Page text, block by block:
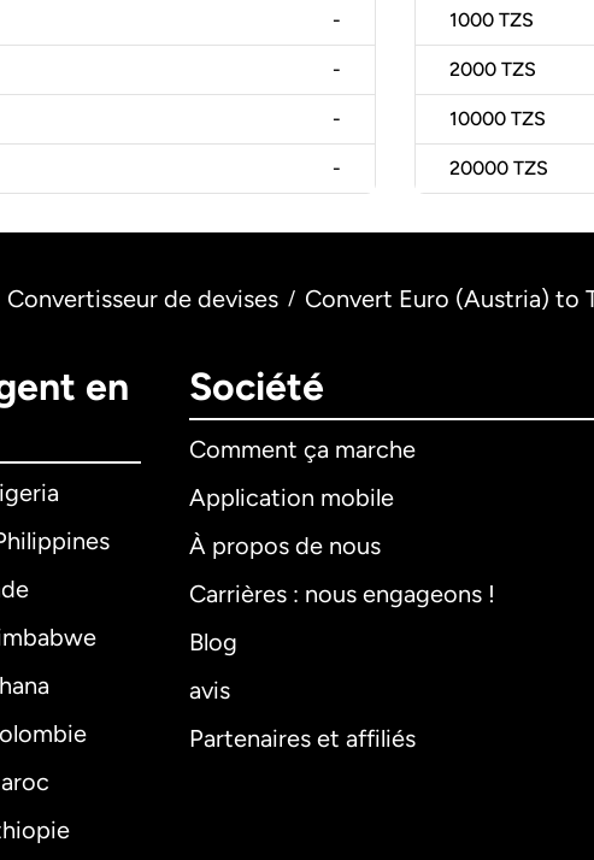
-
-
-
-
1000 TZS
2000 TZS
10000 TZS
20000 TZS
Convertisseur de devises / Convert Euro (Austria) to
en
Société
Comment ça marche
Application mobile
À propos de nous
Carrières : nous engageons !
Blog
avis
Partenaires et affiliés